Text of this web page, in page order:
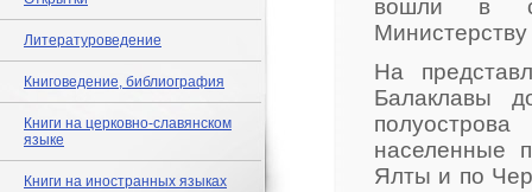
Литературоведение
Книговедение, библиография
Книги на церковно-славянском
языке
Книги на иностранных языках
вошли в
На
Балаклавы
населенные
Ялты и по